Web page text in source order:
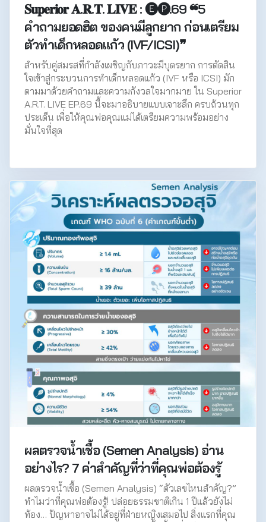
𝐒𝐮𝐩𝐞𝐫𝐢𝐨𝐫 𝐀.𝐑.𝐓. 𝐋𝐈𝐕𝐄 : 🅔🅟.69 ❝5
คำถามยอดฮิต ของคนมีลูกยาก ก่อนเตรียม
ตัวทำเด็กหลอดแก้ว (IVF/ICSI)❞
สำหรับคู่สมรสที่กำลังเผชิญกับภาวะมีบุตรยาก การตัดสิน
ใจเข้าสู่กระบวนการทำเด็กหลอดแก้ว (IVF หรือ ICSI) มัก
ตามมาด้วยคำถามและความกังวลใจมากมาย ใน Superior
A.R.T. LIVE EP.69 นี้จะมาอธิบายแบบเจาะลึก ครบถ้วนทุก
ประเด็น เพื่อให้คุณพ่อคุณแม่ได้เตรียมความพร้อมอย่าง
มั่นใจที่สุด
ผลตรวจน้ำเชื้อ (Semen Analysis) อ่าน
อย่างไร? 7 ค่าสำคัญที่ว่าที่คุณพ่อต้องรู้
ผลตรวจน้ำเชื้อ (Semen Analysis) “ตัวเลขไหนสำคัญ?”
ทำไมว่าที่คุณพ่อต้องรู้! ปล่อยธรรมชาติเกิน 1 ปีแล้วยังไม่
ท้อง… ปัญหาอาจไม่ได้อยู่ที่ฝ่ายหญิงเสมอไป สิ่งแรกที่คุณ